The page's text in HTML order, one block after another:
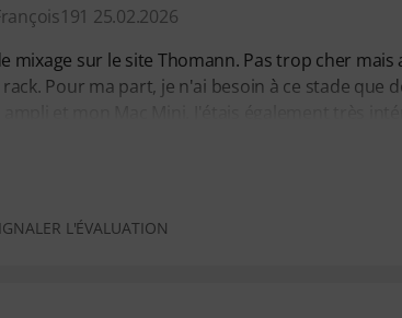
25.02.2026
mixage sur le site Thomann. Pas trop cher
Pour ma part, je n'ai besoin à ce stade que
L'ÉVALUATION